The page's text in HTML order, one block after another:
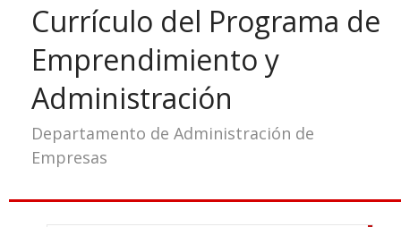
Currículo del Programa de
Emprendimiento y
Administración
Departamento de Administración de
Empresas